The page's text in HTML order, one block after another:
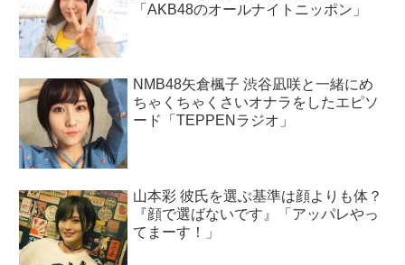
「AKB48のオールナイトニッポン」
NMB48矢倉楓子 渋谷凪咲と一緒にめ
ちゃくちゃくさいオナラをしたエピソ
ード「TEPPENラジオ」
山本彩 彼氏を選ぶ基準は顔よりも体？
『顔で選ばないです』「アッパレやっ
てまーす！」